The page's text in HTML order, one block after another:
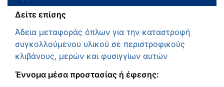
Δείτε επίσης
Άδεια μεταφοράς όπλων για την καταστροφή
συγκολλούμενου υλικού σε περιστροφικούς
κλιβάνους, μερών και φυσιγγίων αυτών
Έννομα μέσα προστασίας ή έφεσης: